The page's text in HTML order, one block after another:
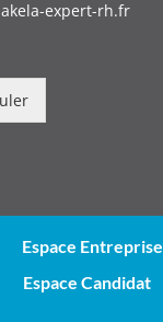
expert-rh.fr
Espace Entreprise
Espace Candidat